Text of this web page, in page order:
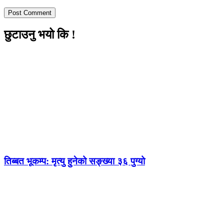
छुटाउनु भयो कि !
तिब्बत भूकम्प: मृत्यु हुनेको सङ्ख्या ३६ पुग्यो